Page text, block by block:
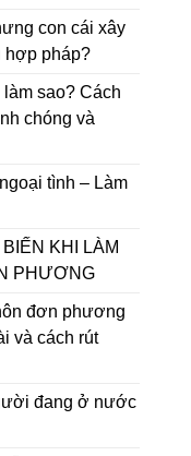
con cái xây
hợp pháp?
sao? Cách
chóng và
tình – Làm
KHI LÀM
PHƯƠNG
đơn phương
và cách rút
đang ở nước